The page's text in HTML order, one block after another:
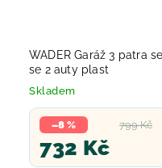
WADER Garáž 3 patra
se 2 auty plast
Skladem
799 Kč
–8 %
732 Kč